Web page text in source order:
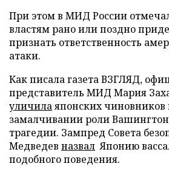
При этом в МИД России
властям рано или поздно
признать ответственность
атаки.
Как писала газета ВЗГЛЯД,
представитель МИД Мария
уличилаяпонских
замалчивании роли
трагедии. Зампред Совета
Медведев назвал Японию
подобного поведения.